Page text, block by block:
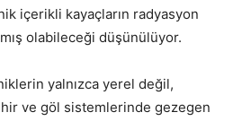
içerikli kayaçların radyasyon
olabileceği düşünülüyor.
yalnızca yerel değil,
ve göl sistemlerinde gezegen